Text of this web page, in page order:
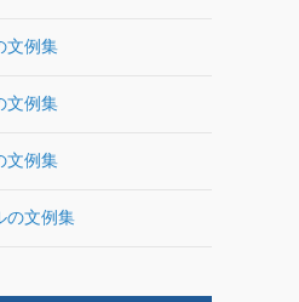
文例集
文例集
文例集
の文例集